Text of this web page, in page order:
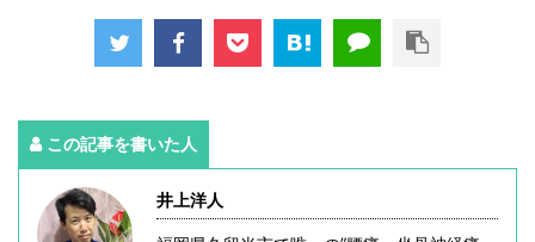
この記事を書いた人
井上洋人